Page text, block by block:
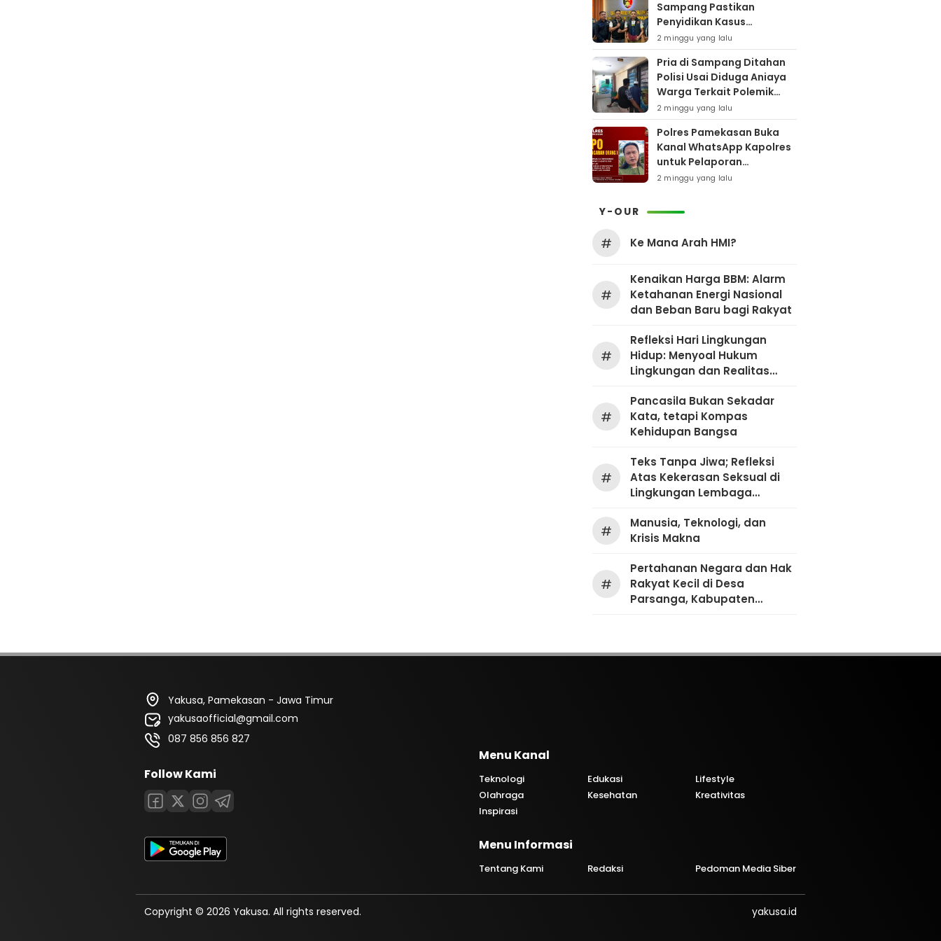
Sampang Pastikan
Penyidikan Kasus
Rudapaksa Anak Berjalan
Sesuai Fakta Hukum
2 minggu yang lalu
Pria di Sampang Ditahan
Polisi Usai Diduga Aniaya
Warga Terkait Polemik
Bansos
2 minggu yang lalu
Polres Pamekasan Buka
Kanal WhatsApp Kapolres
untuk Pelaporan
Keberadaan DPO AEF
2 minggu yang lalu
Y-OUR
# Ke Mana Arah HMI?
#
Kenaikan Harga BBM: Alarm
Ketahanan Energi Nasional
dan Beban Baru bagi Rakyat
#
Refleksi Hari Lingkungan
Hidup: Menyoal Hukum
Lingkungan dan Realitas
#
Pancasila Bukan Sekadar
Kata, tetapi Kompas
Kehidupan Bangsa
#
Teks Tanpa Jiwa; Refleksi
Atas Kekerasan Seksual di
Lingkungan Lembaga
#
Manusia, Teknologi, dan
Krisis Makna
#
Pertahanan Negara dan Hak
Rakyat Kecil di Desa
Parsanga, Kabupaten
Yakusa, Pamekasan - Jawa Timur
yakusaofficial@gmail.com
087 856 856 827
Follow Kami
Menu Kanal
Teknologi Edukasi
Lifestyle
Olahraga
Kesehatan
Kreativitas
Inspirasi
Menu Informasi
Tentang Kami Redaksi Pedoman Media Siber
Copyright © 2026 Yakusa. All rights reserved. yakusa.id